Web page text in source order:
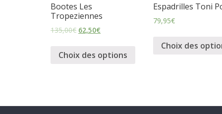
n
e
c
Bootes Les
Tropeziennes
135,00€ 62,50€
Choix des options
Espadrilles Toni
79,95€
Choix des